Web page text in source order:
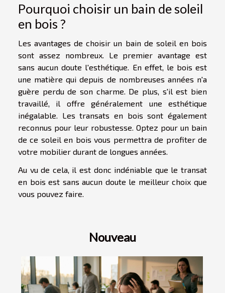
Pourquoi choisir un bain de soleil
en bois ?
Les avantages de choisir un bain de soleil en bois
sont assez nombreux. Le premier avantage est
sans aucun doute l'esthétique. En effet, le bois est
une matière qui depuis de nombreuses années n'a
guère perdu de son charme. De plus, s'il est bien
travaillé, il offre généralement une esthétique
inégalable. Les transats en bois sont également
reconnus pour leur robustesse. Optez pour un bain
de ce soleil en bois vous permettra de profiter de
votre mobilier durant de longues années.
Au vu de cela, il est donc indéniable que le transat
en bois est sans aucun doute le meilleur choix que
vous pouvez faire.
Nouveau